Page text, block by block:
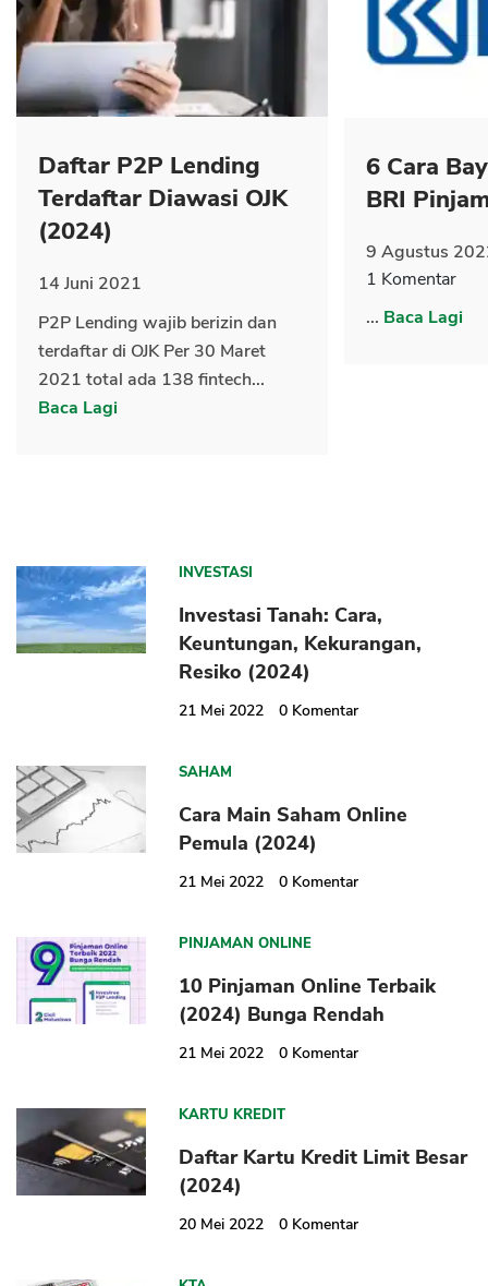
Daftar P2P Lending
Terdaftar Diawasi OJK
(2024)
14 Juni 2021
P2P Lending wajib berizin dan
terdaftar di OJK Per 30 Maret
2021 total ada 138 fintech...
Baca Lagi
6 Cara
BRI
9 Agustus
1 Komentar
... Baca Lagi
INVESTASI
Investasi Tanah: Cara,
Keuntungan, Kekurangan,
Resiko (2024)
21 Mei 2022 0 Komentar
SAHAM
Cara Main Saham Online
Pemula (2024)
21 Mei 2022 0 Komentar
PINJAMAN ONLINE
10 Pinjaman Online Terbaik
(2024) Bunga Rendah
21 Mei 2022 0 Komentar
KARTU KREDIT
Daftar Kartu Kredit Limit Besar
(2024)
20 Mei 2022 0 Komentar